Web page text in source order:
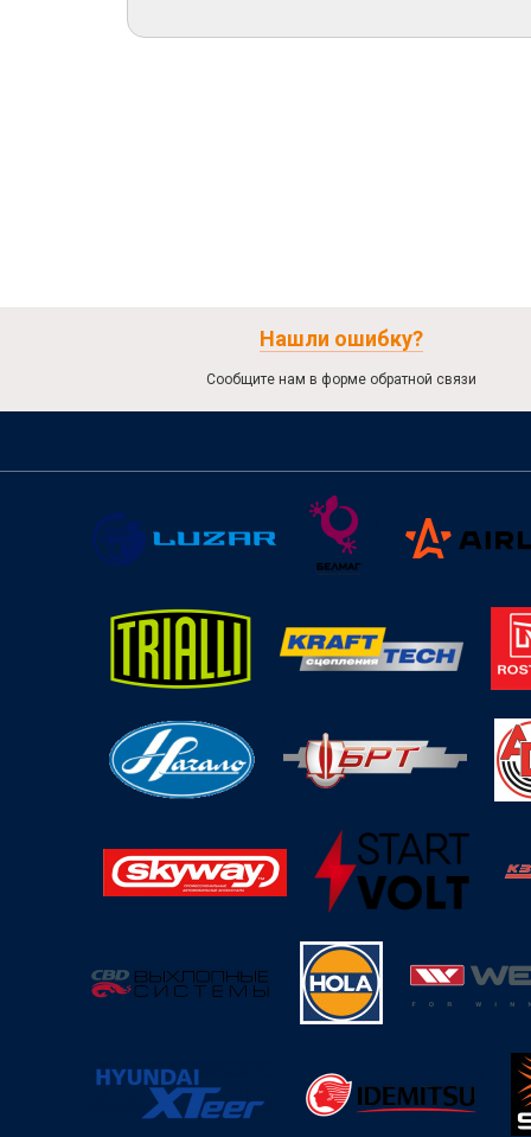
Нашли ошибку?
Сообщите нам в форме обратной связи